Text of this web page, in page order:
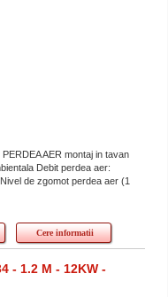
AER montaj in tavan
Debit perdea aer:
de zgomot perdea aer (1
Cere informatii
- 1.2 M - 12KW -